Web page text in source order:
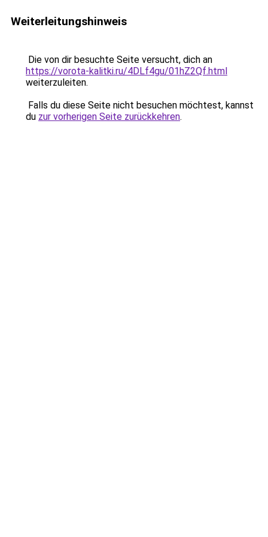
Weiterleitungshinweis
Die von dir besuchte Seite versucht, dich an
https://vorota-kalitki.ru/4DLf4gu/01hZ2Qf.html
weiterzuleiten.
Falls du diese Seite nicht besuchen möchtest, kannst
du zur vorherigen Seite zurückkehren.